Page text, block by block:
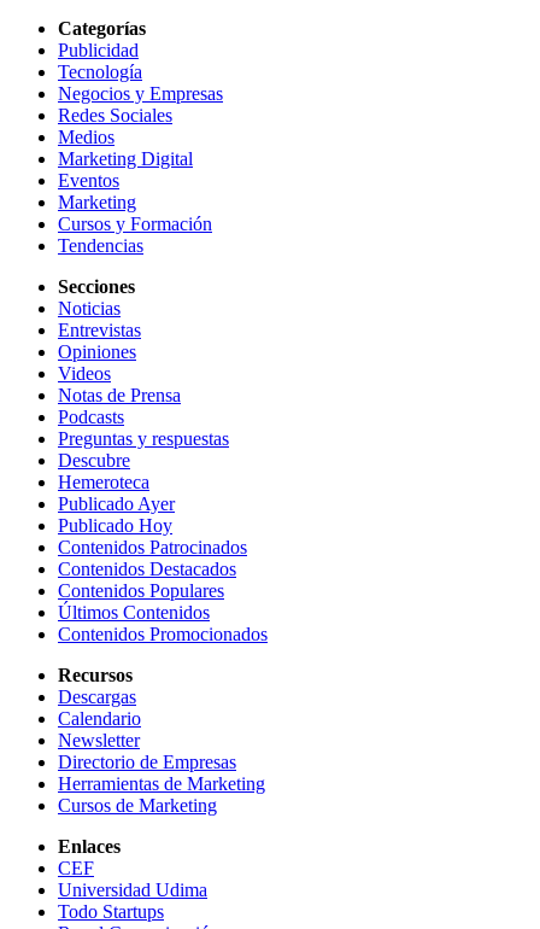
Categorías
Publicidad
Tecnología
Negocios y Empresas
Redes Sociales
Medios
Marketing Digital
Eventos
Marketing
Cursos y Formación
Tendencias
Secciones
Noticias
Entrevistas
Opiniones
Videos
Notas de Prensa
Podcasts
Preguntas y respuestas
Descubre
Hemeroteca
Publicado Ayer
Publicado Hoy
Contenidos Patrocinados
Contenidos Destacados
Contenidos Populares
Últimos Contenidos
Contenidos Promocionados
Recursos
Descargas
Calendario
Newsletter
Directorio de Empresas
Herramientas de Marketing
Cursos de Marketing
Enlaces
CEF
Universidad Udima
Todo Startups